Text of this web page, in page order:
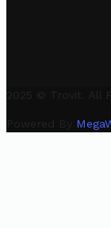
2025 © Trovit. All
Powered By